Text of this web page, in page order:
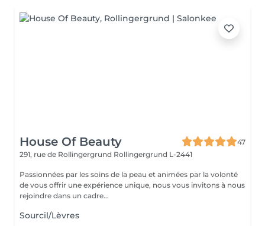
House Of Beauty
47
291, rue de Rollingergrund Rollingergrund L-2441
Passionnées par les soins de la peau et animées par la volonté
de vous offrir une expérience unique, nous vous invitons à nous
rejoindre dans un cadre...
Sourcil/Lèvres